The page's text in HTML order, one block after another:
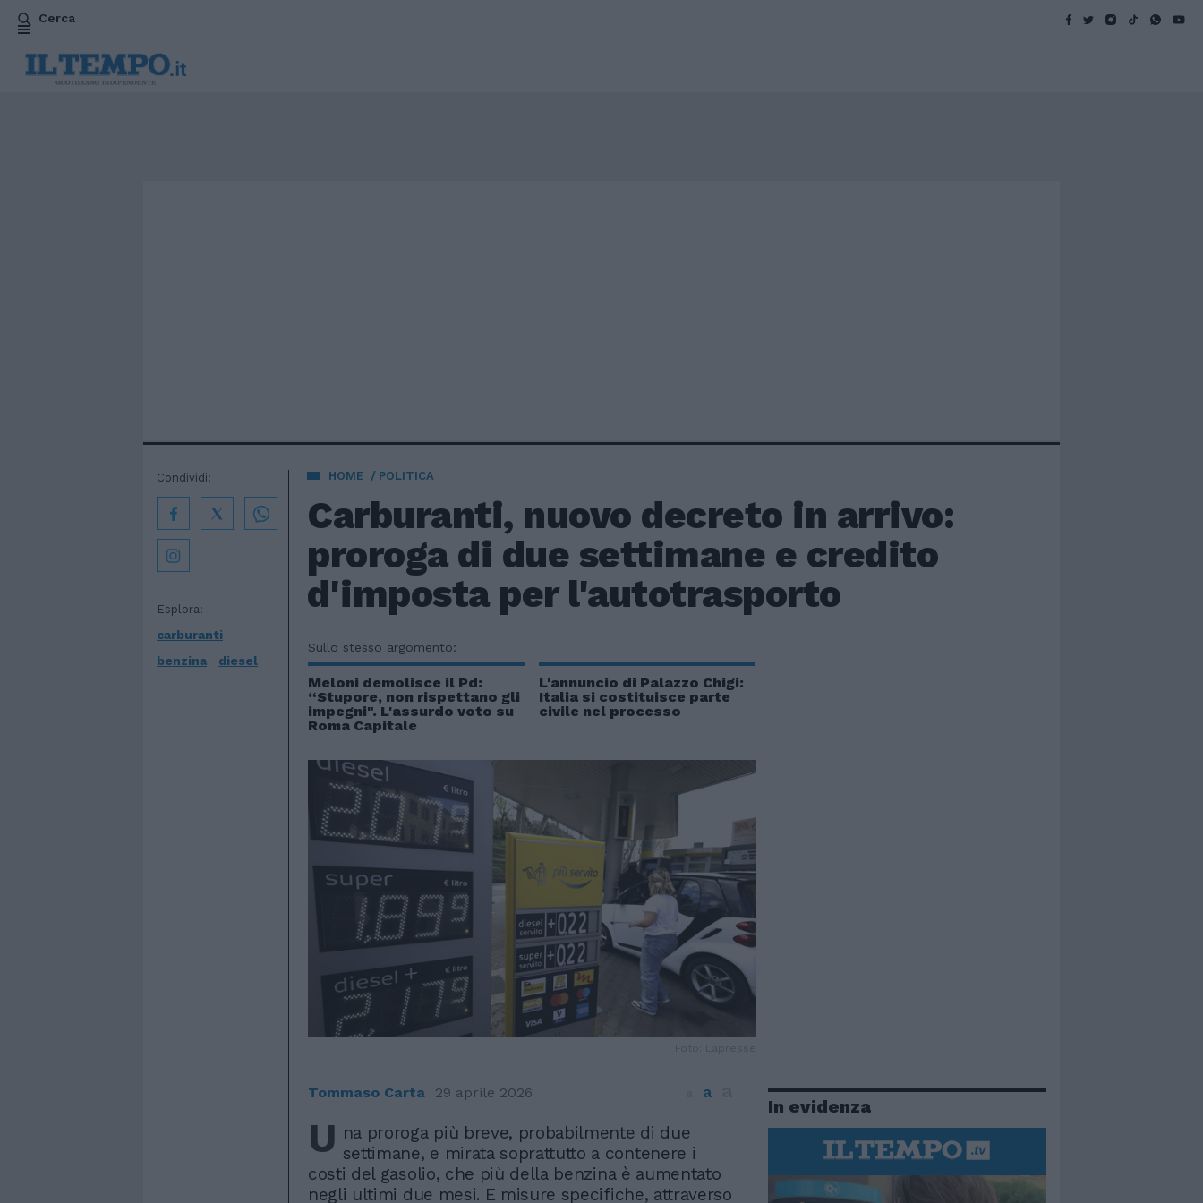
Cerca
HOME POLITICA
Carburanti, nuovo decreto in arrivo:
proroga di due settimane e credito
d'imposta per l'autotrasporto
Esplora:
carburanti
benzina
diesel
Condividi:
Sullo stesso argomento:
Meloni demolisce il Pd:
“Stupore, non rispettano gli
impegni". L'assurdo voto su
Roma Capitale
L'annuncio di Palazzo Chigi:
Italia si costituisce parte
civile nel processo
Tommaso Carta 29 aprile 2026 a
U na proroga più breve, probabilmente di due
settimane, e mirata soprattutto a contenere i
costi del gasolio, che più della benzina è aumentato
negli ultimi due mesi. E misure specifiche, attraverso
In evidenza